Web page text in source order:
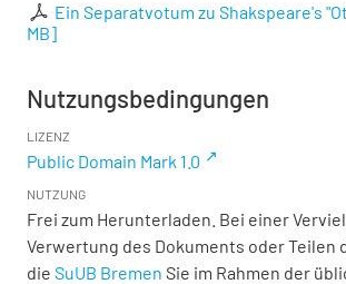
Ein Separatvotum zu Shakspeare's
MB]
Nutzungsbedingungen
LIZENZ
Public Domain Mark 1.0
NUTZUNG
Frei zum Herunterladen. Bei einer
Verwertung des Dokuments oder Teilen
die SuUB Bremen Sie im Rahmen der